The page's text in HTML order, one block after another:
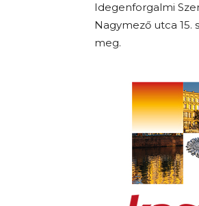
Idegenforgalmi
Nagymező utca
meg.